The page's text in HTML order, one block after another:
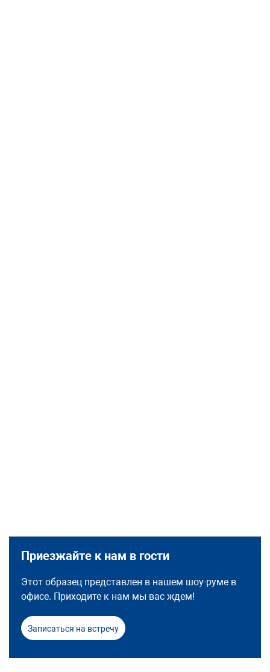
Приезжайте к нам в гости
Этот образец представлен в нашем шоу-руме в
офисе. Приходите к нам мы вас ждем!
Записаться на встречу